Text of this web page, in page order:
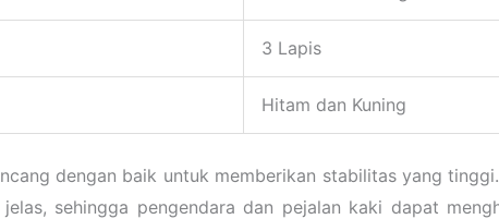
3 Lapis
Hitam dan Kuning
dengan baik untuk memberikan stabilitas yang
sehingga pengendara dan pejalan kaki dapat